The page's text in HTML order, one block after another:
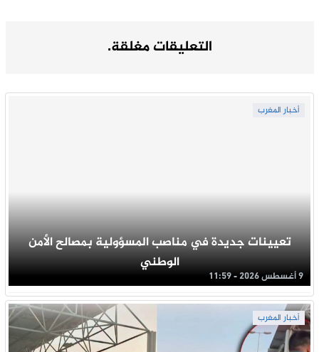
التعليقات مغلقة.
أخبار المغرب
تعيينات جديدة في مناصب المسؤولية بمصالح الأمن
الوطني
9 أغسطس 2026 - 11:59
أخبار المغرب